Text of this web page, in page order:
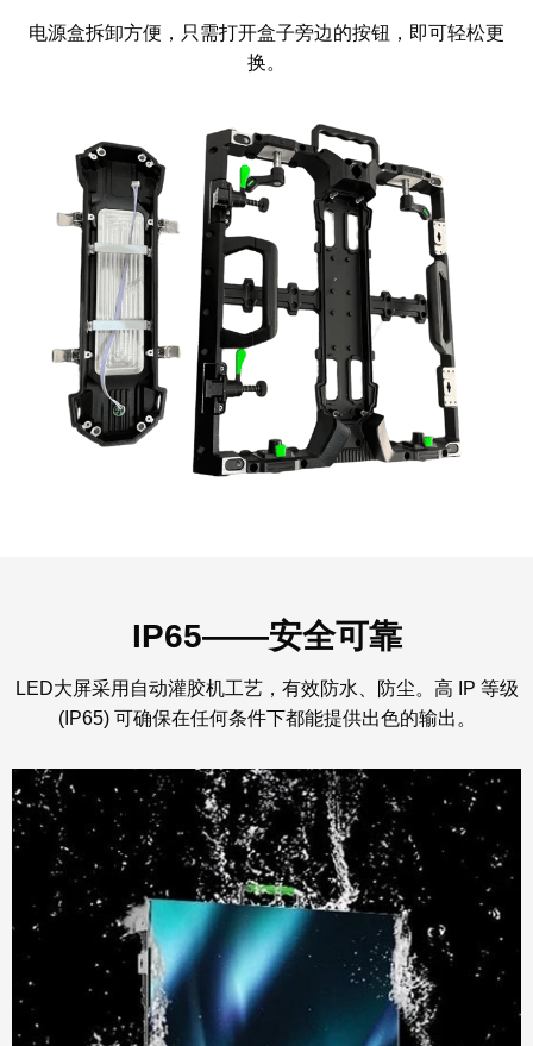
电源盒拆卸方便，只需打开盒子旁边的按钮，即可轻松更
换。
IP65——安全可靠
LED大屏采用自动灌胶机工艺，有效防水、防尘。高 IP 等级
(IP65) 可确保在任何条件下都能提供出色的输出。